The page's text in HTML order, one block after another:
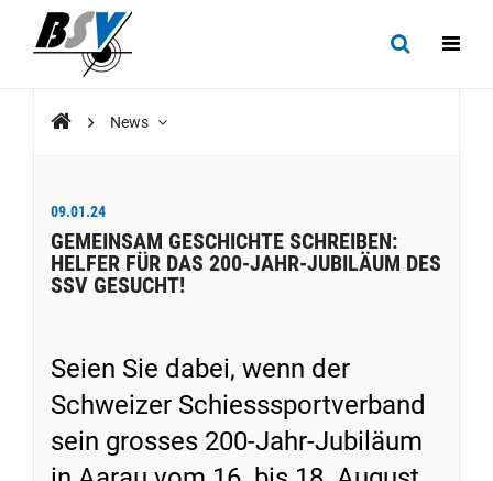
News
09.01.24
GEMEINSAM GESCHICHTE SCHREIBEN:
HELFER FÜR DAS 200-JAHR-JUBILÄUM DES
SSV GESUCHT!
Seien Sie dabei, wenn der
Schweizer Schiesssportverband
sein grosses 200-Jahr-Jubiläum